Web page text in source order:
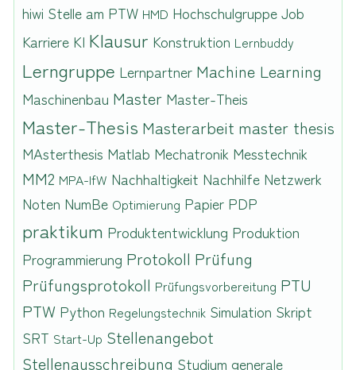
hiwi Stelle am PTW HMD Hochschulgruppe Job
Karriere KI Klausur Konstruktion Lernbuddy
Lerngruppe Lernpartner Machine Learning
Maschinenbau Master Master-Theis
Master-Thesis Masterarbeit master thesis
MAsterthesis Matlab Mechatronik Messtechnik
MM2 MPA-IfW Nachhaltigkeit Nachhilfe Netzwerk
Noten NumBe Optimierung Papier PDP
praktikum Produktentwicklung Produktion
Programmierung Protokoll Prüfung
Prüfungsprotokoll Prüfungsvorbereitung PTU
PTW Python Regelungstechnik Simulation Skript
SRT Start-Up Stellenangebot
Stellenausschreibung Studium generale